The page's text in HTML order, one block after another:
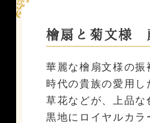
檜扇と菊文様
華麗な檜扇文様の
時代の貴族の愛用
草花などが、上品
黒地にロイヤルカ